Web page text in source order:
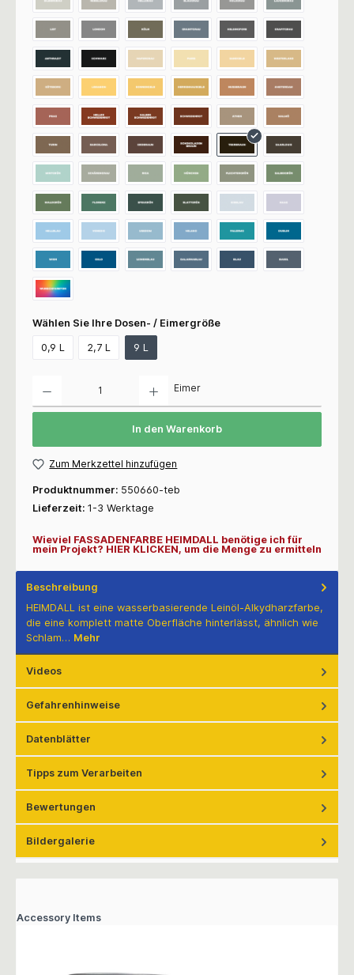
Wählen Sie Ihre Dosen- / Eimergröße
0,9 L 2,7 L 9 L
Eimer
In den Warenkorb
Zum Merkzettel hinzufügen
Produktnummer: 550660-teb
Lieferzeit: 1-3 Werktage
Wieviel FASSADENFARBE HEIMDALL benötige ich für
mein Projekt? HIER KLICKEN, um die Menge zu ermitteln
Beschreibung
HEIMDALL ist eine wasserbasierende Leinöl-Alkydharzfarbe,
die eine komplett matte Oberfläche hinterlässt, ähnlich wie
Schlam… Mehr
Videos
Gefahrenhinweise
Datenblätter
Tipps zum Verarbeiten
Bewertungen
Bildergalerie
Accessory Items